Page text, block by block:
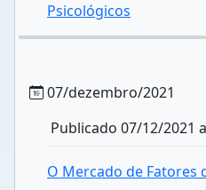
Psicológicos
07/dezembro/2021
Publicado 07/12/2021
O Mercado de Fatores